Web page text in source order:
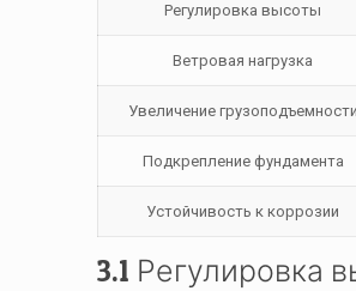
Регулировка высоты
Ветровая нагрузка
Увеличение грузоподъемности
Подкрепление фундамента
Устойчивость к коррозии
3.1 Регулировка